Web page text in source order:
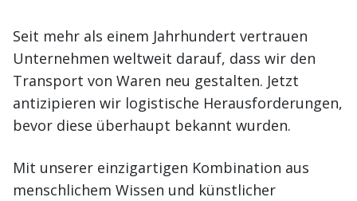
Seit mehr als einem Jahrhundert vertrauen
Unternehmen weltweit darauf, dass wir den
Transport von Waren neu gestalten. Jetzt
antizipieren wir logistische Herausforderungen,
bevor diese überhaupt bekannt wurden.
Mit unserer einzigartigen Kombination aus
menschlichem Wissen und künstlicher